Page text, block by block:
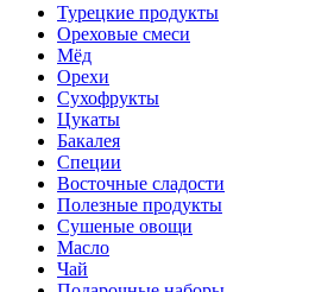
Турецкие продукты
Ореховые смеси
Мёд
Орехи
Сухофрукты
Цукаты
Бакалея
Специи
Восточные сладости
Полезные продукты
Сушеные овощи
Масло
Чай